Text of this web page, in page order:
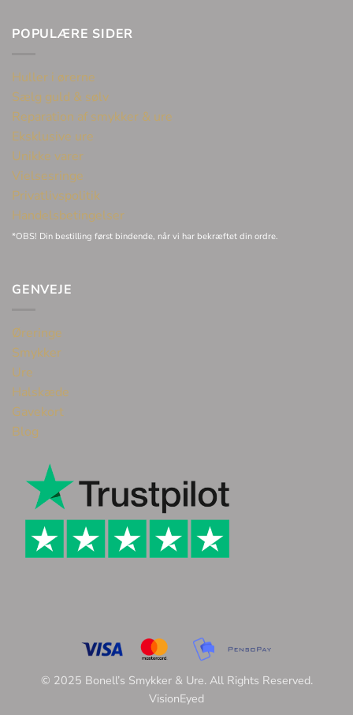
POPULÆRE SIDER
Huller i ørerne
Sælg guld & sølv
Reparation af smykker & ure
Eksklusive ure
Unikke varer
Vielsesringe
Privatlivspolitik
Handelsbetingelser
*OBS! Din bestilling først bindende, når vi har bekræftet din ordre.
GENVEJE
Øreringe
Smykker
Ure
Halskæde
Gavekort
Blog
© 2025 Bonell’s Smykker & Ure. All Rights Reserved.
VisionEyed